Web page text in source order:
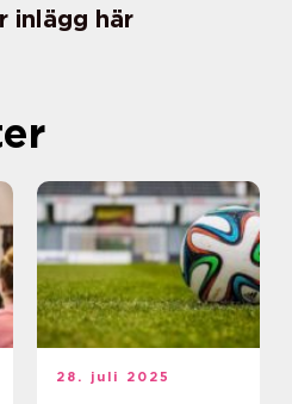
inlägg här
28. juli 2025